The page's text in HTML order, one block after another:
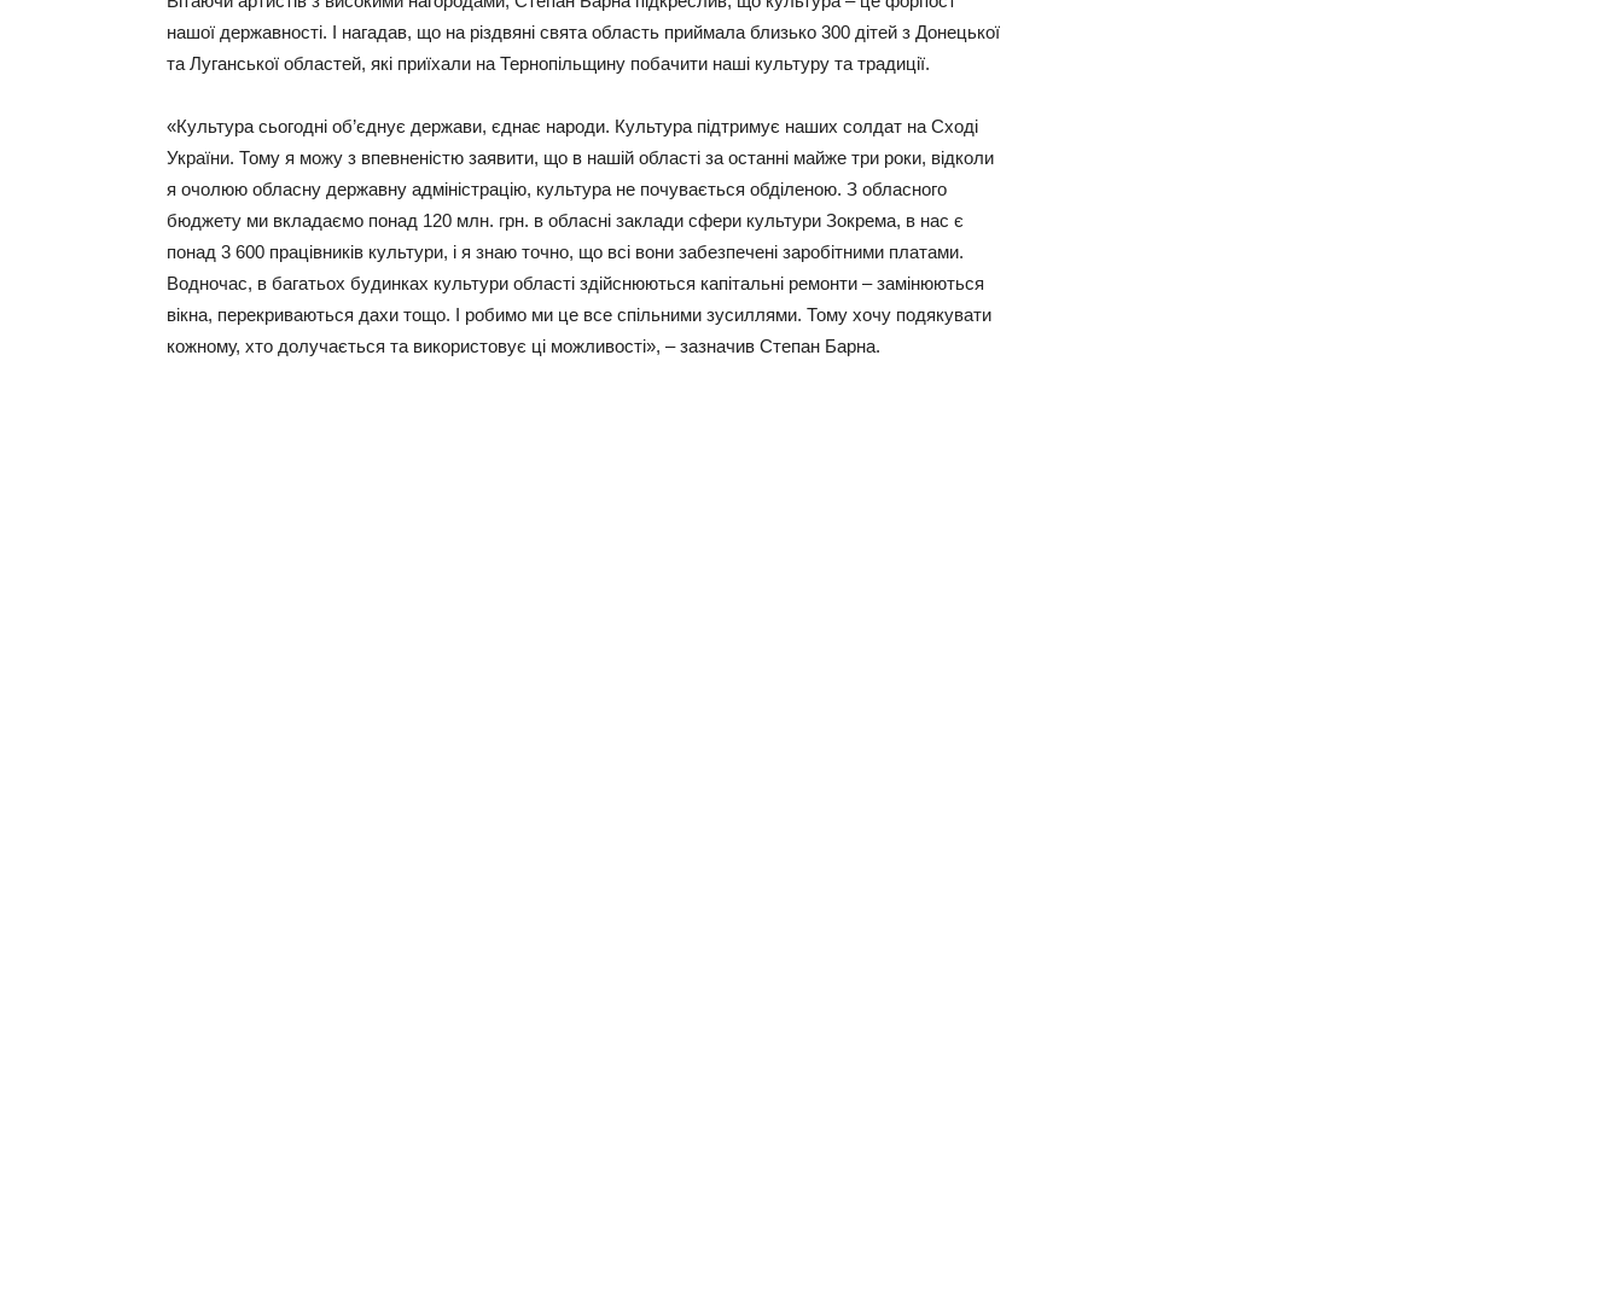
нашої державності. І нагадав, що на різдвяні свята область приймала близько 300 дітей з Донецької
та Луганської областей, які приїхали на Тернопільщину побачити наші культуру та традиції.
«Культура сьогодні об’єднує держави, єднає народи. Культура підтримує наших солдат на Сході
України. Тому я можу з впевненістю заявити, що в нашій області за останні майже три роки, відколи
я очолюю обласну державну адміністрацію, культура не почувається обділеною. З обласного
бюджету ми вкладаємо понад 120 млн. грн. в обласні заклади сфери культури Зокрема, в нас є
понад 3 600 працівників культури, і я знаю точно, що всі вони забезпечені заробітними платами.
Водночас, в багатьох будинках культури області здійснюються капітальні ремонти – замінюються
вікна, перекриваються дахи тощо. І робимо ми це все спільними зусиллями. Тому хочу подякувати
кожному, хто долучається та використовує ці можливості», – зазначив Степан Барна.